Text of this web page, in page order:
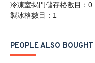
冷凍室揭門儲存格數目：0
製冰格數目：1
PEOPLE ALSO BOUGHT